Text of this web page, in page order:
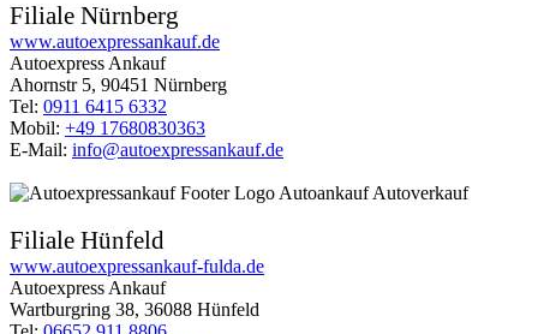
Filiale Nürnberg
www.autoexpressankauf.de
Autoexpress Ankauf
Ahornstr 5, 90451 Nürnberg
Tel: 0911 6415 6332
Mobil: +49 17680830363
E-Mail: info@autoexpressankauf.de
Filiale Hünfeld
www.autoexpressankauf-fulda.de
Autoexpress Ankauf
Wartburgring 38, 36088 Hünfeld